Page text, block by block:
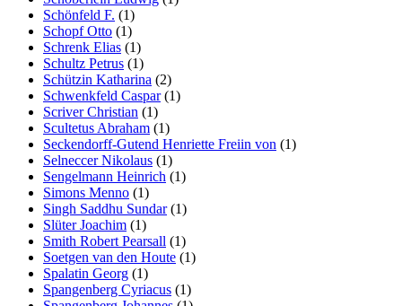
Schönfeld F. (1)
Schopf Otto (1)
Schrenk Elias (1)
Schultz Petrus (1)
Schützin Katharina (2)
Schwenkfeld Caspar(1)
Scriver Christian (1)
Scultetus Abraham (1)
Seckendorff-Gutend Henriette Freiin von (1)
Selneccer Nikolaus (1)
Sengelmann Heinrich (1)
Simons Menno (1)
Singh Saddhu Sundar(1)
Slüter Joachim (1)
Smith Robert Pearsall (1)
Soetgen van den Houte (1)
Spalatin Georg (1)
Spangenberg Cyriacus (1)